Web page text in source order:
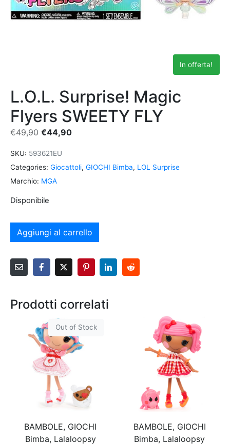
In offerta!
L.O.L. Surprise! Magic
Flyers SWEETY FLY
€49,90 €44,90
SKU: 593621EU
Categories: Giocattoli, GIOCHI Bimba, LOL Surprise
Marchio: MGA
Disponibile
Aggiungi al carrello
Prodotti correlati
Out of Stock
BAMBOLE, GIOCHI
Bimba, Lalaloopsy
BAMBOLE, GIOCHI
Bimba, Lalaloopsy